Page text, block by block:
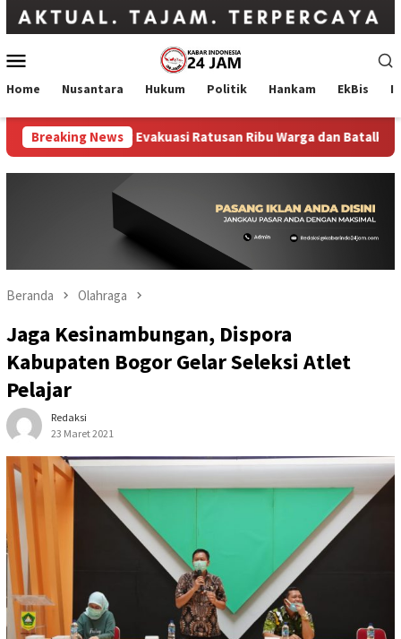
Loncat
Mobile
Home Nusantara Hukum Politik Hankam EkBis
Breaking News
Jepang Evakuasi Ratusan Ribu Warga dan Batalkan Lebih
Beranda Olahraga
Jaga Kesinambungan, Dispora
Kabupaten Bogor Gelar Seleksi Atlet
Pelajar
Redaksi
23 Maret 2021